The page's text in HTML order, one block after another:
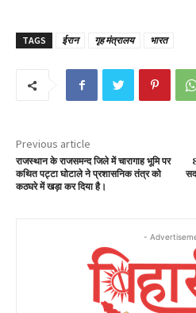
TAGS ईरान गृह मंत्रालय भारत
Previous article
राजस्थान के राजसमन्द जिले में चारागाह भूमि पर
कथित पट्टा घोटाले ने प्रशासनिक तंत्र को
कठघरे में खड़ा कर दिया है।
-